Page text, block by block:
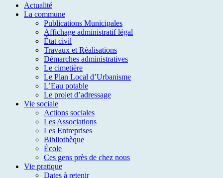
Actualité
La commune
Publications Municipales
Affichage administratif légal
État civil
Travaux et Réalisations
Démarches administratives
Le cimetière
Le Plan Local d’Urbanisme
L’Eau potable
Le projet d’adressage
Vie sociale
Actions sociales
Les Associations
Les Entreprises
Bibliothèque
École
Ces gens près de chez nous
Vie pratique
Dates à retenir